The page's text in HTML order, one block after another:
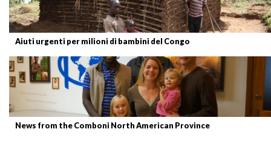
Aiuti urgenti per milioni di bambini del Congo
News from the Comboni North American Province